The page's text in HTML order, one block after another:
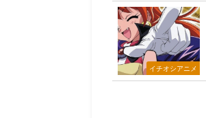
イチオシアニメ